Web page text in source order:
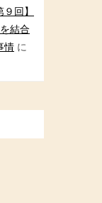
回】
結合
情 に